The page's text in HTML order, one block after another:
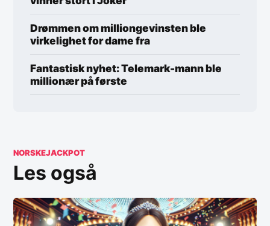
Drømmen om milliongevinsten ble
virkelighet for dame fra
Fantastisk nyhet: Telemark-mann ble
millionær på første
NORSKEJACKPOT
Les også